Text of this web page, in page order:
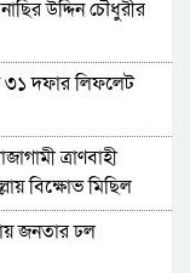
উদ্দিন চৌধুরীর
৩১ দফার লিফলেট
ত্রাণবাহী
বিক্ষোভ মিছিল
জনতার ঢল